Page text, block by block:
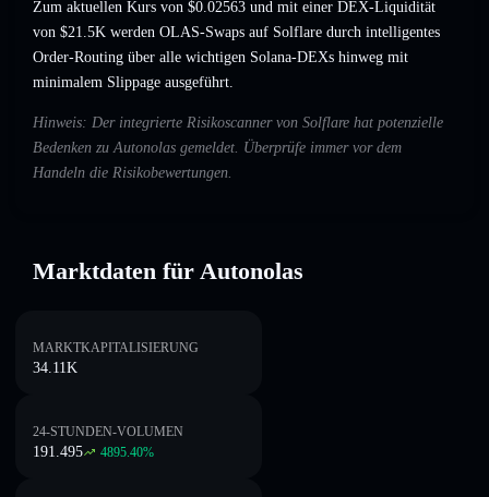
Zum aktuellen Kurs von $0.02563 und mit einer DEX-Liquidität
von $21.5K werden OLAS-Swaps auf Solflare durch intelligentes
Order-Routing über alle wichtigen Solana-DEXs hinweg mit
minimalem Slippage ausgeführt.
Hinweis: Der integrierte Risikoscanner von Solflare hat potenzielle
Bedenken zu Autonolas gemeldet. Überprüfe immer vor dem
Handeln die Risikobewertungen.
Marktdaten für Autonolas
MARKTKAPITALISIERUNG
34.11K
24-STUNDEN-VOLUMEN
191.495 4895.40%